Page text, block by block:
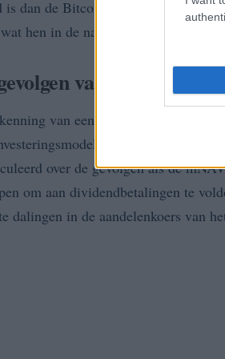
is dan de Bitcoin die het bezit. Op
hen in de nabijheid van een
van deze
van een mogelijke
en heeft brede
over de gevolgen als de
om aan dividendbetalingen te
dalingen in de aandelenkoers van